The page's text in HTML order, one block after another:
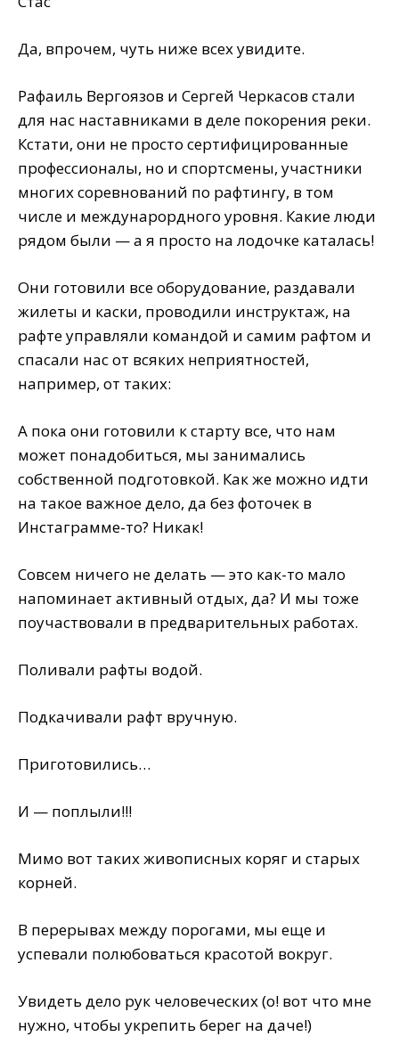
Да, впрочем, чуть ниже всех увидите.
Рафаиль Вергоязов и Сергей Черкасов стали
для нас наставниками в деле покорения реки.
Кстати, они не просто сертифицированные
профессионалы, но и спортсмены, участники
многих соревнований по рафтингу, в том
числе и междунарордного уровня. Какие люди
рядом были — а я просто на лодочке каталась!
Они готовили все оборудование, раздавали
жилеты и каски, проводили инструктаж, на
рафте управляли командой и самим рафтом и
спасали нас от всяких неприятностей,
например, от таких:
А пока они готовили к старту все, что нам
может понадобиться, мы занимались
собственной подготовкой. Как же можно идти
на такое важное дело, да без фоточек в
Инстаграмме-то? Никак!
Совсем ничего не делать — это как-то мало
напоминает активный отдых, да? И мы тоже
поучаствовали в предварительных работах.
Поливали рафты водой.
Подкачивали рафт вручную.
Приготовились…
И — поплыли!!!
Мимо вот таких живописных коряг и старых
корней.
В перерывах между порогами, мы еще и
успевали полюбоваться красотой вокруг.
Увидеть дело рук человеческих (о! вот что мне
нужно, чтобы укрепить берег на даче!)